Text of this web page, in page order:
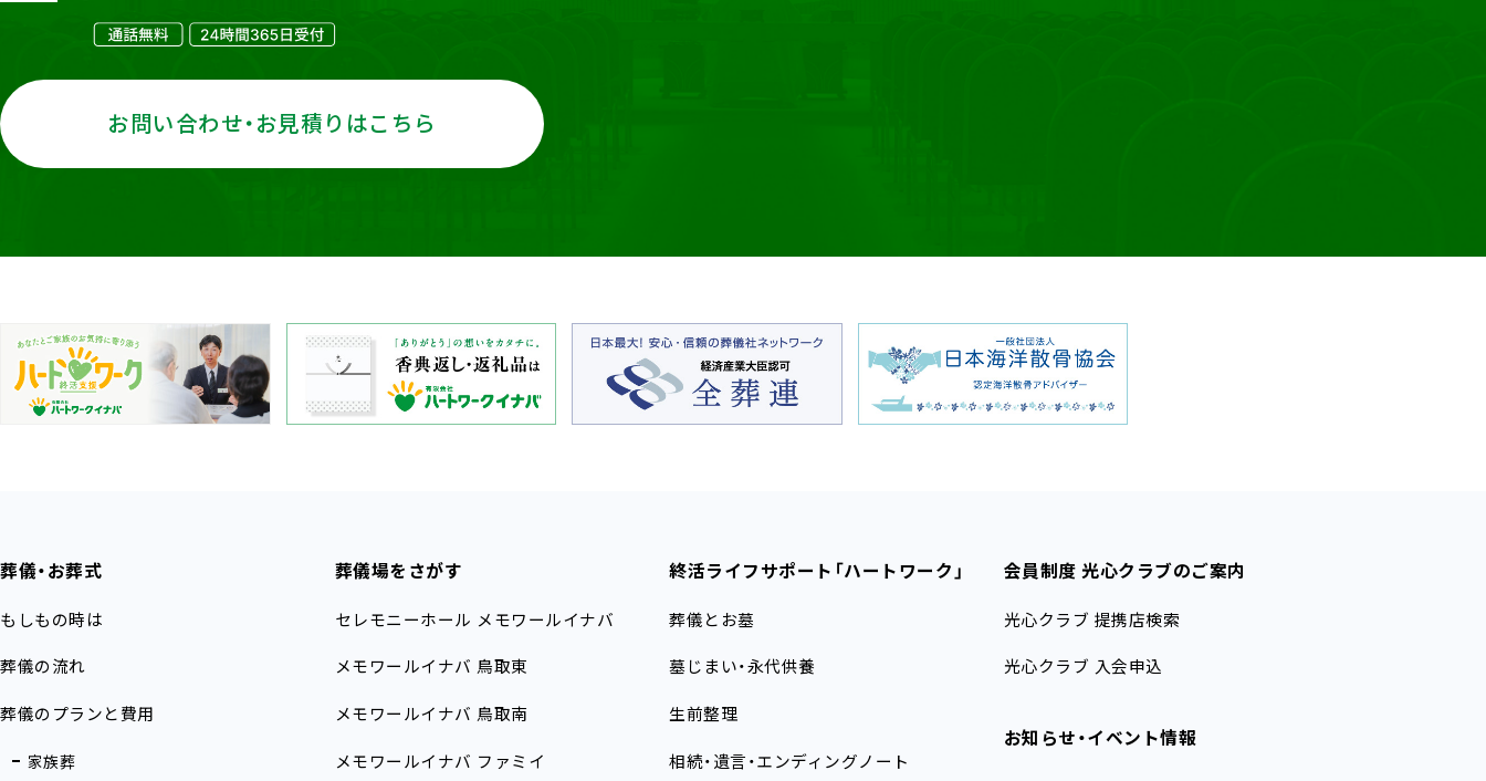
お問い合わせ・お見積りはこちら
葬儀・お葬式
もしもの時は
葬儀の流れ
葬儀のプランと費用
家族葬
葬儀場をさがす
セレモニーホール メモワールイナバ
メモワールイナバ 鳥取東
メモワールイナバ 鳥取南
メモワールイナバ ファミイ
終活ライフサポート 「ハートワーク」
葬儀とお墓
墓じまい・永代供養
生前整理
相続・遺言・エンディングノート
会員制度 光心クラブのご案内
光心クラブ 提携店検索
光心クラブ 入会申込
お知らせ・イベント情報